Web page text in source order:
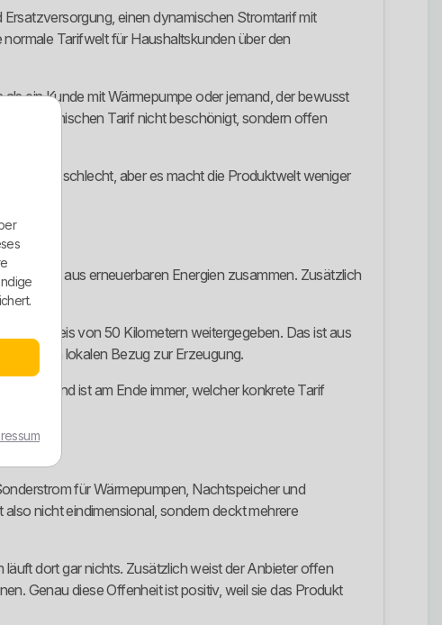
einen dynamischen Stromtarif mit
Tarifwelt für Haushaltskunden über den
ein Kunde mit Wärmepumpe oder jemand, der bewusst
dynamischen Tarif nicht beschönigt, sondern offen
per se schlecht, aber es macht die Produktwelt weniger
aus erneuerbaren Energien zusammen. Zusätzlich
Umkreis von 50 Kilometern weitergegeben. Das ist aus
klaren lokalen Bezug zur Erzeugung.
ist am Ende immer, welcher konkrete Tarif
für Wärmepumpen, Nachtspeicher und
nicht eindimensional, sondern deckt mehrere
dort gar nichts. Zusätzlich weist der Anbieter offen
Genau diese Offenheit ist positiv, weil sie das Produkt